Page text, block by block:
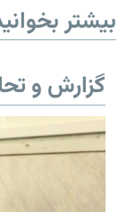
بیشتر
گزارش و